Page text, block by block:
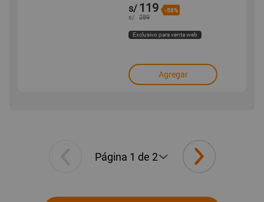
s/ 119 -58%
s/ 289
Exclusivo para venta web
Agregar